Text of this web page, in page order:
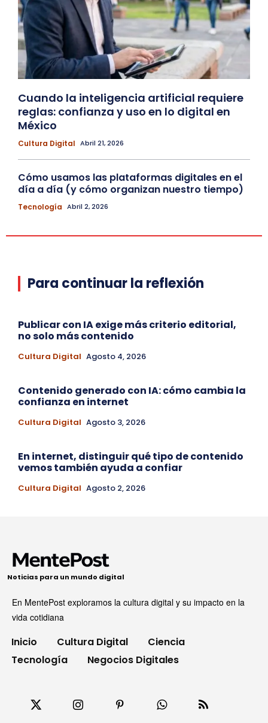
Cuando la inteligencia artificial requiere
reglas: confianza y uso en lo digital en
México
Cultura Digital Abril 21, 2026
Cómo usamos las plataformas digitales en el
día a día (y cómo organizan nuestro tiempo)
Tecnología Abril 2, 2026
Para continuar la reflexión
Publicar con IA exige más criterio editorial,
no solo más contenido
Cultura Digital Agosto 4, 2026
Contenido generado con IA: cómo cambia la
confianza en internet
Cultura Digital Agosto 3, 2026
En internet, distinguir qué tipo de contenido
vemos también ayuda a confiar
Cultura Digital Agosto 2, 2026
Noticias para un mundo digital
En MentePost exploramos la cultura digital y su impacto en la
vida cotidiana
Inicio Cultura Digital
Ciencia
Tecnología
Negocios Digitales